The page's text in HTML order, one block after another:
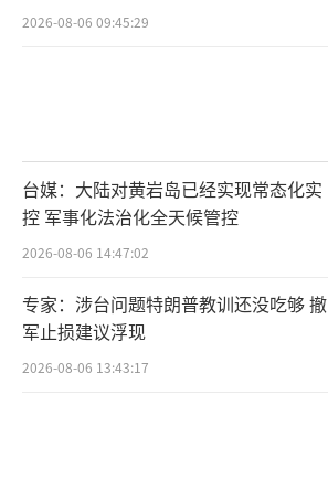
2026-08-06 09:45:29
台媒：大陆对黄岩岛已经实现常态化实
控 军事化法治化全天候管控
2026-08-06 14:47:02
专家：涉台问题特朗普教训还没吃够 撤
军止损建议浮现
2026-08-06 13:43:17